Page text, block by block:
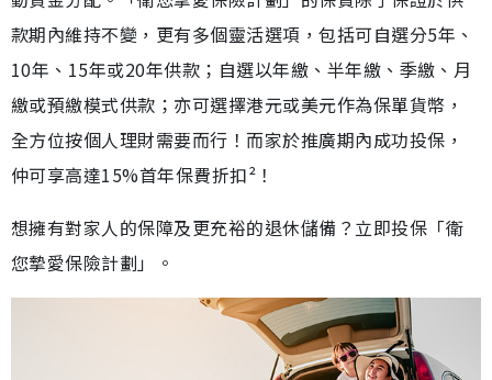
款期內維持不變，更有多個靈活選項，包括可自選分5年、
10年、15年或20年供款；自選以年繳、半年繳、季繳、月
繳或預繳模式供款；亦可選擇港元或美元作為保單貨幣，
全方位按個人理財需要而行！而家於推廣期內成功投保，
仲可享高達15%首年保費折扣²！
想擁有對家人的保障及更充裕的退休儲備？立即投保「衛
您摯愛保險計劃」。